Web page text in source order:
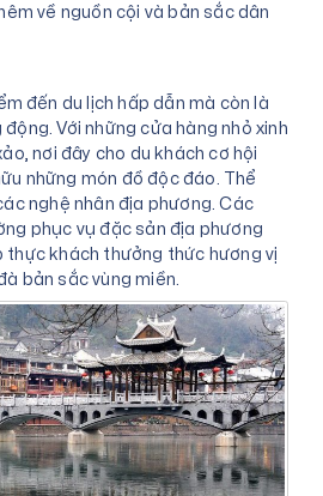
về nguồn cội và bản sắc dân
đến du lịch hấp dẫn mà còn là
Với những cửa hàng nhỏ xinh
nơi đây cho du khách cơ hội
những món đồ độc đáo. Thể
nghệ nhân địa phương. Các
phục vụ đặc sản địa phương
thực khách thưởng thức hương vị
bản sắc vùng miền.